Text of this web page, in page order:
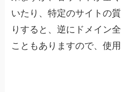
いたり、特定のサイトの
りすると、逆にドメイン
こともありますので、使